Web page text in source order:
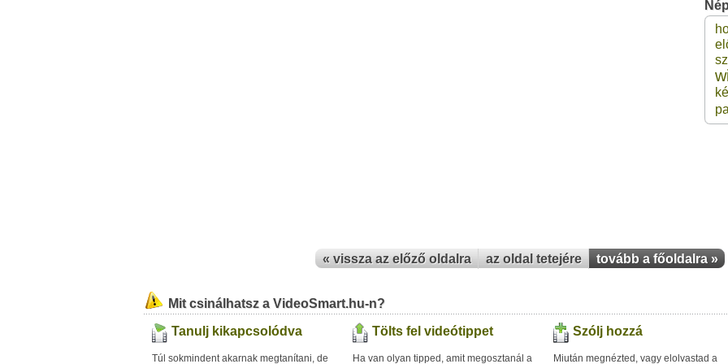
3
3
3
« vissza az előző oldalra az oldal tetejére tovább a főoldalra »
Mit csinálhatsz a VideoSmart.hu-n?
Tanulj kikapcsolódva
Túl sokmindent akarnak megtanítani, de
Tölts fel videótippet
Ha van olyan tipped, amit megosztanál a
Szólj hozzá
Miután megnézted, vagy elolvastad a